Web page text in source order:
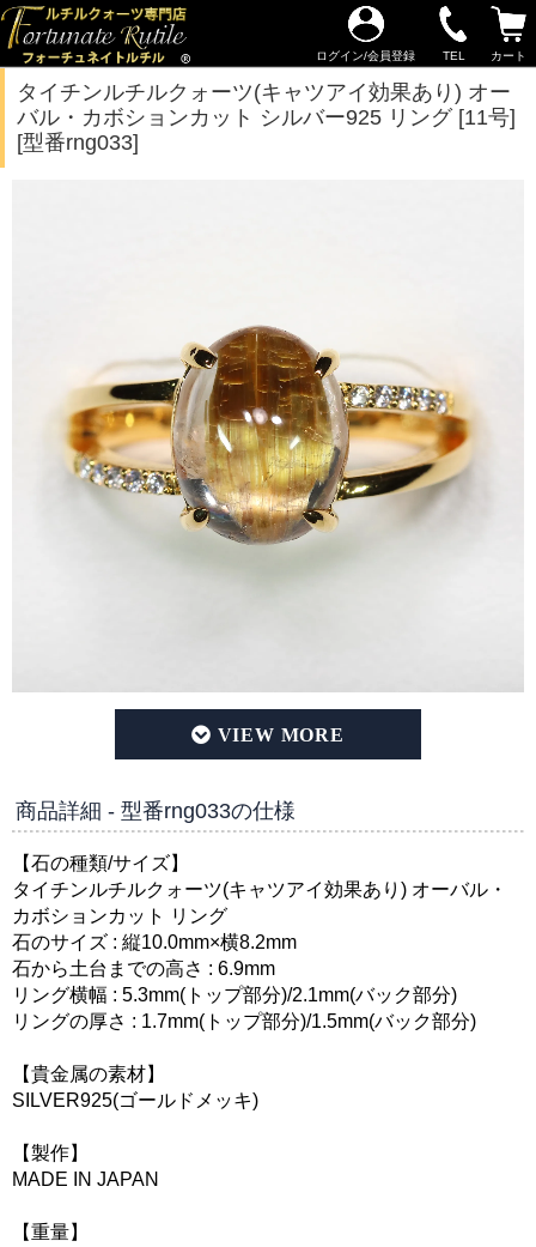
ログイン/会員登録 TEL カート
タイチンルチルクォーツ(キャツアイ効果あり) オー
バル・カボションカット シルバー925 リング [11号]
[型番rng033]
タイチンルチルクォーツ(キャツアイ効果あり) オー
商品詳細 - 型番rng033の仕様
【石の種類/サイズ】
タイチンルチルクォーツ(キャツアイ効果あり) オーバル・
カボションカット リング
石のサイズ : 縦10.0mm×横8.2mm
石から土台までの高さ : 6.9mm
リング横幅 : 5.3mm(トップ部分)/2.1mm(バック部分)
リングの厚さ : 1.7mm(トップ部分)/1.5mm(バック部分)
【貴金属の素材】
SILVER925(ゴールドメッキ)
【製作】
MADE IN JAPAN
【重量】